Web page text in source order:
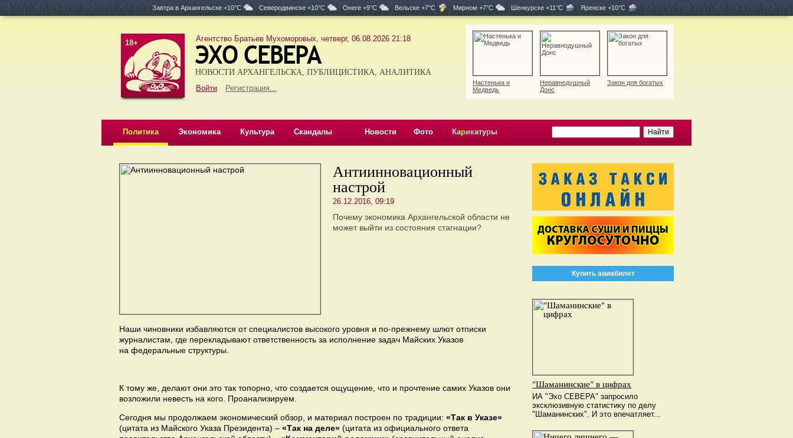
Завтра в Архангельске +10°C Северодвинске +10°C Онеге +9°C Вельске +7°C Мирном +7°C Шенкурске +11°C Яренске +10°C
18+ Агентство Братьев Мухоморовых, четверг, 06.08.2026 21:18
Войти Регистрация...
НОВОСТИ АРХАНГЕЛЬСКА, ПУБЛИЦИСТИКА, АНАЛИТИКА
Настенька и
Медведь
Неравнодушный
Донс
Закон для богатых
Политика Экономика Культура Скандалы Новости Фото Карикатуры
Антиинновационный
настрой
26.12.2016, 09:19
Почему экономика Архангельской области не
может выйти из состояния стагнации?
Наши чиновники избавляются от специалистов высокого уровня и по-прежнему шлют отписки
журналистам, где перекладывают ответственность за исполнение задач Майских Указов
на федеральные структуры.
К тому же, делают они это так топорно, что создается ощущение, что и прочтение самих Указов они
возложили невесть на кого. Проанализируем.
Сегодня мы продолжаем экономический обзор, и материал построен по традиции: «Так в Указе»
(цитата из Майского Указа Президента) – «Так на деле» (цитата из официального ответа
Купить авиабилет
"Шаманинские" в цифрах
ИА "Эхо СЕВЕРА" запросило
эксклюзивную статистику по делу
"Шаманинских". И это впечатляет...